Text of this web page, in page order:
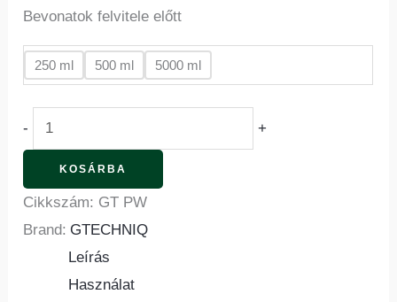
Bevonatok felvitele előtt
250 ml 500 ml 5000 ml
- +
KOSÁRBA
Cikkszám: GT PW
Brand: GTECHNIQ
Leírás
Használat